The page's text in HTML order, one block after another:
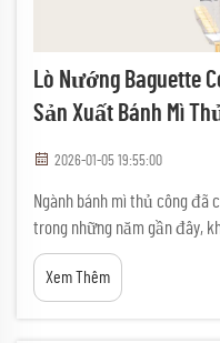
Lò Nướng Baguette
Sản Xuất Bánh Mì
2026-01-05 19:55:00
Ngành bánh mì thủ công
trong những năm gần đây,
các sản phẩm bánh nướng
các tiệm bánh thương mại
duy trì lợi nhuận, việc đầu tư
Xem Thêm